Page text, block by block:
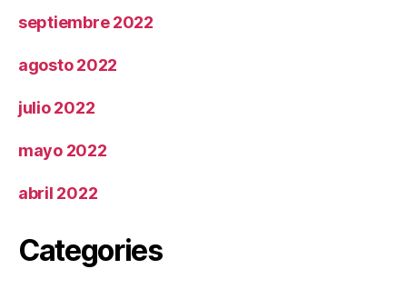
septiembre 2022
agosto 2022
julio 2022
mayo 2022
abril 2022
Categories